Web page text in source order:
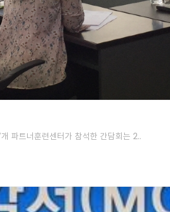
파트너훈련센터가 참석한 간담회는 2..